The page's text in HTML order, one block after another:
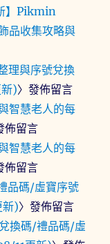
】Pikmin
品收集攻略與
理與序號兌換
)〉發佈留言
智慧老人的每
佈留言
智慧老人的每
佈留言
品碼/虛寶序號
新)〉發佈留言
換碼/禮品碼/虛